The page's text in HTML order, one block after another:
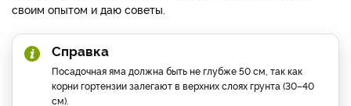
своим опытом и даю советы.
Справка
Посадочная яма должна быть не глубже 50 см, так как
корни гортензии залегают в верхних слоях грунта (30–40
см).